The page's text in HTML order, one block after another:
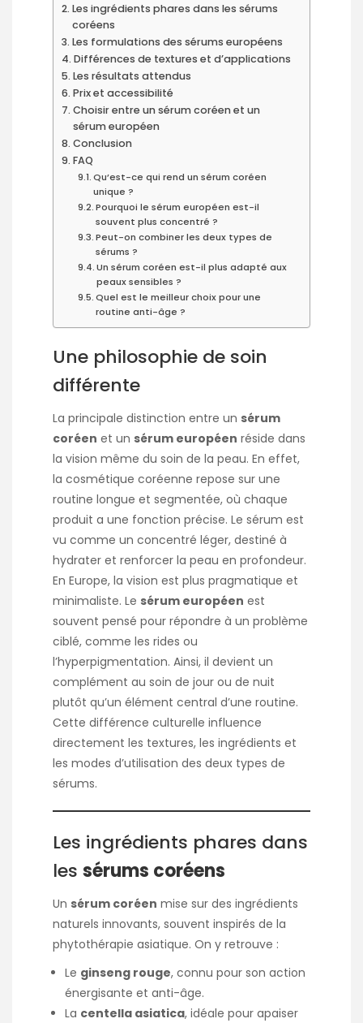
Les ingrédients phares dans les sérums
coréens
Les formulations des sérums européens
Différences de textures et d’applications
Les résultats attendus
Prix et accessibilité
Choisir entre un sérum coréen et un
sérum européen
Conclusion
FAQ
Qu’est-ce qui rend un sérum coréen
unique ?
Pourquoi le sérum européen est-il
souvent plus concentré ?
Peut-on combiner les deux types de
sérums ?
Un sérum coréen est-il plus adapté aux
peaux sensibles ?
Quel est le meilleur choix pour une
routine anti-âge ?
Une philosophie de soin
différente
La principale distinction entre un sérum
coréen et un sérum européen réside dans
la vision même du soin de la peau. En effet,
la cosmétique coréenne repose sur une
routine longue et segmentée, où chaque
produit a une fonction précise. Le sérum est
vu comme un concentré léger, destiné à
hydrater et renforcer la peau en profondeur.
En Europe, la vision est plus pragmatique et
minimaliste. Le sérum européen est
souvent pensé pour répondre à un problème
ciblé, comme les rides ou
l’hyperpigmentation. Ainsi, il devient un
complément au soin de jour ou de nuit
plutôt qu’un élément central d’une routine.
Cette différence culturelle influence
directement les textures, les ingrédients et
les modes d’utilisation des deux types de
sérums.
Les ingrédients phares dans
les sérums coréens
Un sérum coréen mise sur des ingrédients
naturels innovants, souvent inspirés de la
phytothérapie asiatique. On y retrouve :
Le ginseng rouge, connu pour son action
énergisante et anti-âge.
La centella asiatica, idéale pour apaiser